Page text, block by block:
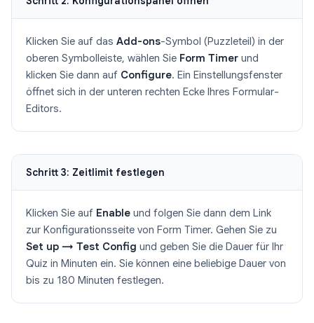
Klicken Sie auf das Add-ons-Symbol (Puzzleteil) in der
oberen Symbolleiste, wählen Sie Form Timer und
klicken Sie dann auf Configure. Ein Einstellungsfenster
öffnet sich in der unteren rechten Ecke Ihres Formular-
Editors.
Schritt 3: Zeitlimit festlegen
Klicken Sie auf Enable und folgen Sie dann dem Link
zur Konfigurationsseite von Form Timer. Gehen Sie zu
Set up → Test Config und geben Sie die Dauer für Ihr
Quiz in Minuten ein. Sie können eine beliebige Dauer von
bis zu 180 Minuten festlegen.